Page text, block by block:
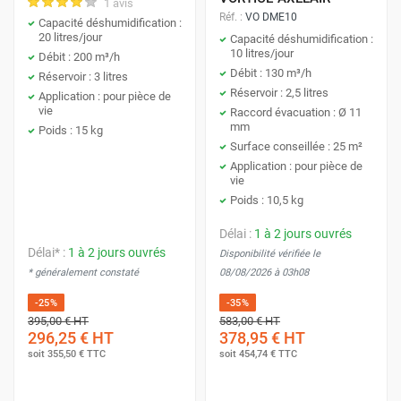
problèmes respiratoires.
une température plus stable dans vos pièces
l'excès d'humidité, votre climatiseur ou votre système de
chauffage fonctionne de manière plus efficace, ce qui peut
aussi vous aider à
réduire vos factures d'énergie
cercle vertueux qui non seulement augmente votre confort
mais allège également votre empreinte énergétique.
En termes de bien-être, l'atmosphère de la maison devient
Finies les sensations de lourdeur et les
désagréments liés à un air saturé d'humidité
remarquerez une différence notable dans la fraîcheur de
l'air, ce qui rend votre habitat instantanément plus
accueillant et vivifiant.
Comment un déshumidificateur peut
m'aider à avoir une hygrométrie
parfaite pour ma maison ou
1 avis
Capacité déshumidification :
20 litres/jour
Débit : 200 m³/h
Réservoir : 3 litres
Application : pour pièce de
vie
Poids : 15 kg
Délai* : 1 à 2 jours ouvrés
* généralement constaté
-25%
395,00 €HT
296,25 € HT
soit 355,50 € TTC
Réf. : VO DME10
Capacité déshumidification :
10 litres/jour
Débit : 130 m³/h
Réservoir : 2,5 litres
Raccord évacuation : Ø 11
mm
Surface conseillée : 25 m²
Application : pour pièce de
vie
Poids : 10,5 kg
Délai : 1 à 2 jours ouvrés
Disponibilité vérifiée le
08/08/2026 à 03h08
-35%
583,00 €HT
378,95 € HT
soit 454,74 € TTC